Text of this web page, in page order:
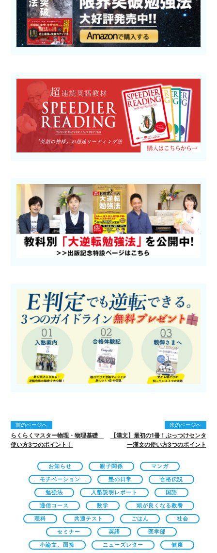
前のページへ
らくらくマスター物理・物理基礎
使い方3つのポイント！
次のページへ
【漢文】最初の1冊！ぶっつけセンタ
ー漢文の使い方3つのポイント
お知らせ 親子関係 マンガ
モチベーション 塾の日常 合格伝説
勉強法 入塾説明レポート 国語
通信コース 数学 頭が良くなる教養
理科 共通テスト ごはん 社会
セミナー 英語 医学部
小論文、面接 ニューズレター 健康